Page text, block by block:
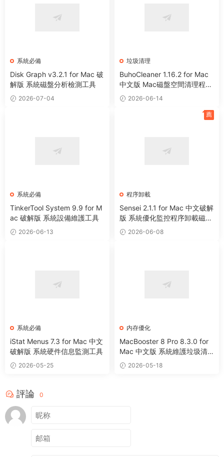
系統必備
Disk Graph v3.2.1 for Mac 破
解版 系統磁盤分析檢測工具
2026-07-04
垃圾清理
BuhoCleaner 1.16.2 for Mac
中文版 Mac磁盤空間清理程序
卸載系統優化工具
2026-06-14
系統必備
TinkerTool System 9.9 for M
ac 破解版 系統設備維護工具
2026-06-13
程序卸載
Sensei 2.1.1 for Mac 中文破解
版 系統優化監控程序卸載磁盤
清理工具
2026-06-08
薦
系統必備
iStat Menus 7.3 for Mac 中文
破解版 系統硬件信息監測工具
2026-05-25
内存優化
MacBooster 8 Pro 8.3.0 for
Mac 中文版 系統維護垃圾清
理病毒掃描工具
2026-05-18
評論 0